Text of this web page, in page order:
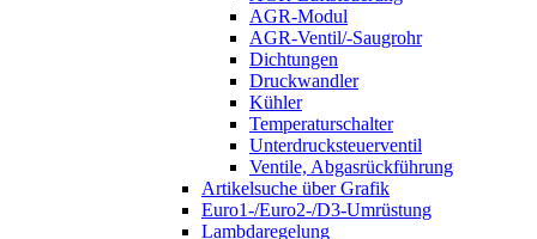
AGR-Modul
AGR-Ventil/-Saugrohr
Dichtungen
Druckwandler
Kühler
Temperaturschalter
Unterdrucksteuerventil
Ventile, Abgasrückführung
Artikelsuche über Grafik
Euro1-/Euro2-/D3-Umrüstung
Lambdaregelung